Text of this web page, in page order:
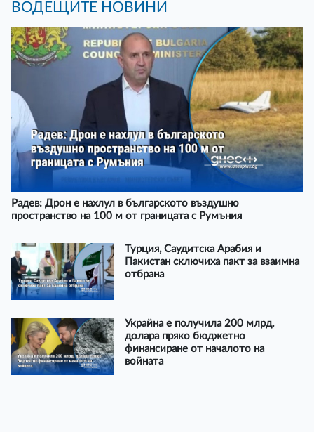
ВОДЕЩИТЕ НОВИНИ
Радев: Дрон е нахлул в българското въздушно
пространство на 100 м от границата с Румъния
Турция, Саудитска Арабия и
Пакистан сключиха пакт за взаимна
отбрана
Украйна е получила 200 млрд.
долара пряко бюджетно
финансиране от началото на
войната